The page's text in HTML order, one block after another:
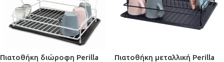
Πιατοθήκη διώροφη Perilla
Πιατοθήκη μεταλλική Perilla